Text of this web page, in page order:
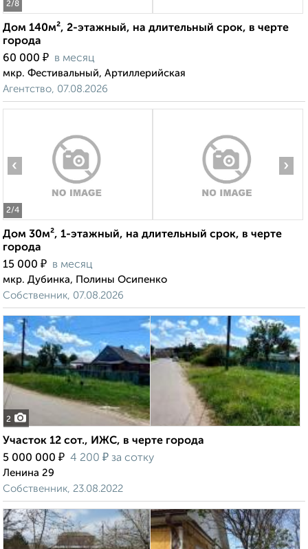
2/8
Дом 140м², 2-этажный, на длительный срок, в черте
города
60 000 ₽ в месяц
мкр. Фестивальный, Артиллерийская
Агентство, 07.08.2026
2/4
‹ ›
Дом 30м², 1-этажный, на длительный срок, в черте
города
15 000 ₽ в месяц
мкр. Дубинка, Полины Осипенко
Собственник, 07.08.2026
2
Участок 12 сот., ИЖС, в черте города
5 000 000 ₽ 4 200 ₽ за сотку
Ленина 29
Собственник, 23.08.2022